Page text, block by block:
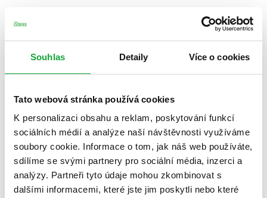
Souhlas Detaily Více o cookies
Tato webová stránka používá cookies
K personalizaci obsahu a reklam, poskytování funkcí
sociálních médií a analýze naší návštěvnosti využíváme
soubory cookie. Informace o tom, jak náš web používáte,
sdílíme se svými partnery pro sociální média, inzerci a
analýzy. Partneři tyto údaje mohou zkombinovat s
dalšími informacemi, které jste jim poskytli nebo které